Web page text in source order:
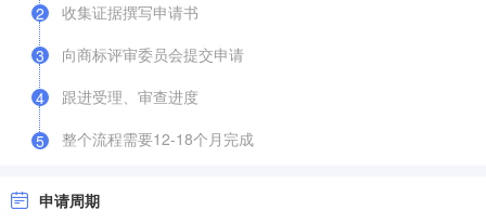
2
收集证据撰写申请书
3
向商标评审委员会提交申请
4
跟进受理、审查进度
5 整个流程需要12-18个月完成
申请周期